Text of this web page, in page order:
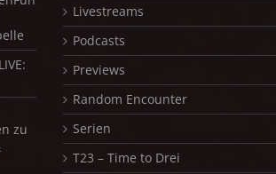
zu
Livestreams
Podcasts
Previews
Random Encounter
Serien
T23 – Time to Drei